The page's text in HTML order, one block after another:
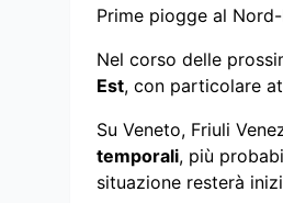
Prime piogge al
Nel corso delle
Est, con particolare
Su Veneto, Friuli
temporali, più
situazione resterà